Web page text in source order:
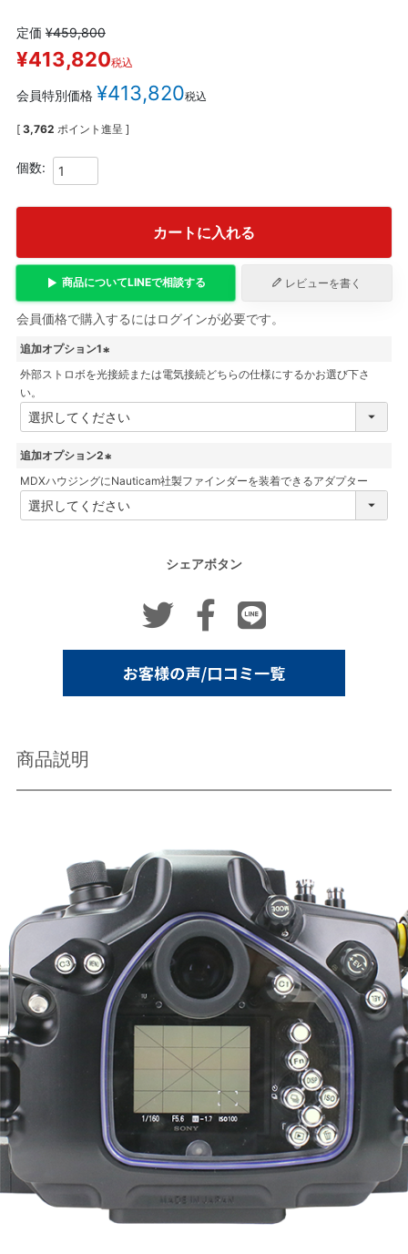
定価 ¥459,800
¥413,820税込
会員特別価格 ¥413,820税込
[ 3,762 ポイント進呈 ]
カートに入れる
商品についてLINEで相談する レビューを書く
会員価格で購入するにはログインが必要です。
追加オプション1
(
須
外部ストロボを光接続または電気接続どちらの仕様にするかお選び下さ
い。
追加オプション2
(
必
須
MDXハウジングにNauticam社製ファインダーを装着できるアダプター
シェアボタン
商品説明